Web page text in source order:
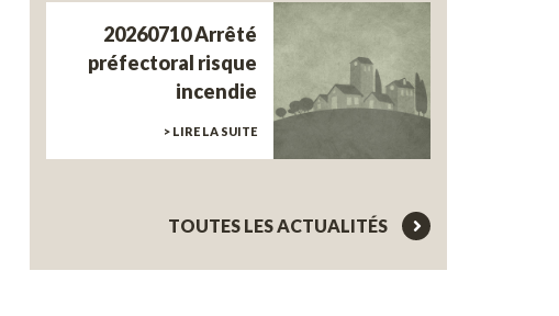
20260710 Arrêté
préfectoral risque
incendie
> LIRE LA SUITE
TOUTES LES ACTUALITÉS